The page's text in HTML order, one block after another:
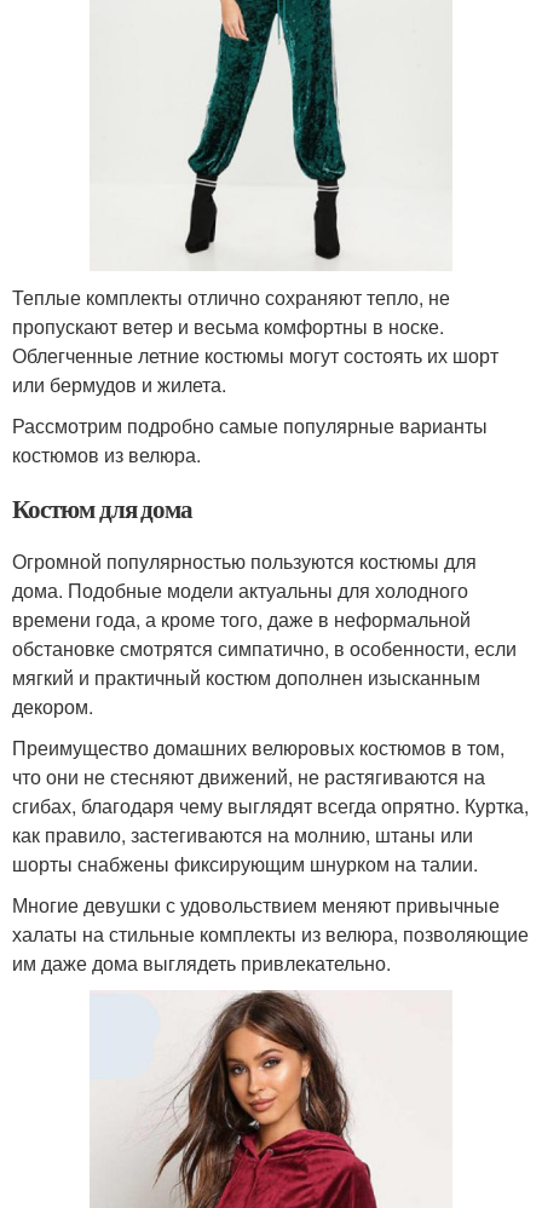
Теплые комплекты отлично сохраняют тепло, не
пропускают ветер и весьма комфортны в носке.
Облегченные летние костюмы могут состоять их шорт
или бермудов и жилета.
Рассмотрим подробно самые популярные варианты
костюмов из велюра.
Костюм для дома
Огромной популярностью пользуются костюмы для
дома. Подобные модели актуальны для холодного
времени года, а кроме того, даже в неформальной
обстановке смотрятся симпатично, в особенности, если
мягкий и практичный костюм дополнен изысканным
декором.
Преимущество домашних велюровых костюмов в том,
что они не стесняют движений, не растягиваются на
сгибах, благодаря чему выглядят всегда опрятно. Куртка,
как правило, застегиваются на молнию, штаны или
шорты снабжены фиксирующим шнурком на талии.
Многие девушки с удовольствием меняют привычные
халаты на стильные комплекты из велюра, позволяющие
им даже дома выглядеть привлекательно.